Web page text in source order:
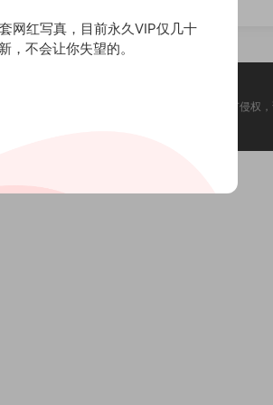
有资源均收集于网络，版权归原作者所有，如有侵权，
网红写真，目前永久VIP仅几十
，不会让你失望的。